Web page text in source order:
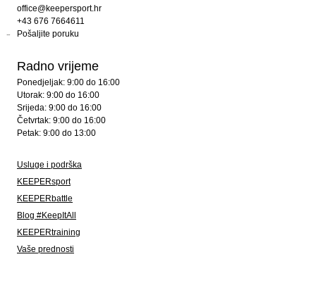
office@keepersport.hr
+43 676 7664611
Pošaljite poruku
Radno vrijeme
Ponedjeljak: 9:00 do 16:00
Utorak: 9:00 do 16:00
Srijeda: 9:00 do 16:00
Četvrtak: 9:00 do 16:00
Petak: 9:00 do 13:00
Usluge i podrška
KEEPERsport
KEEPERbattle
Blog #KeepItAll
KEEPERtraining
Vaše prednosti